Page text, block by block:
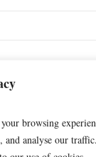
browsing
and analyse our